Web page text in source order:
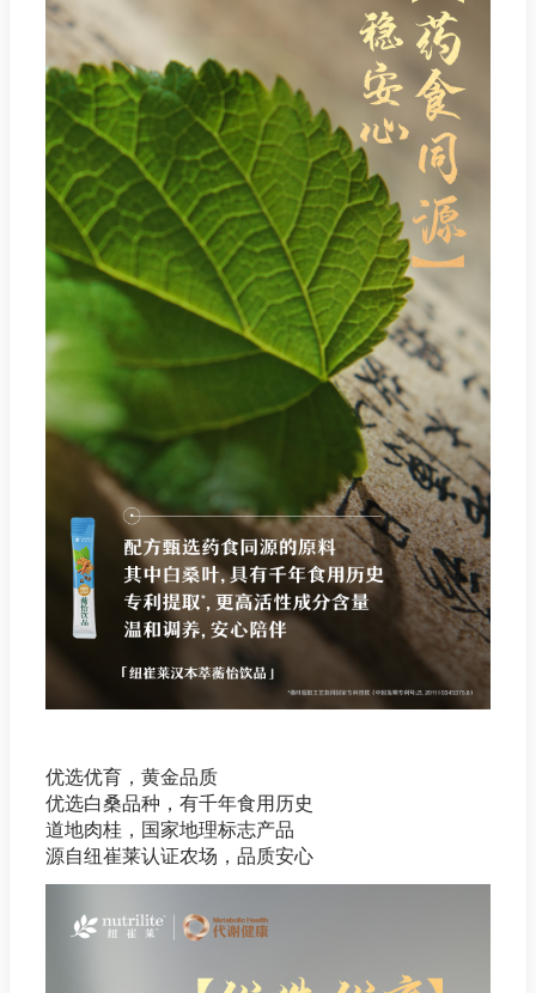
优选优育，黄金品质
优选白桑品种，有千年食用历史
道地肉桂，国家地理标志产品
源自纽崔莱认证农场，品质安心